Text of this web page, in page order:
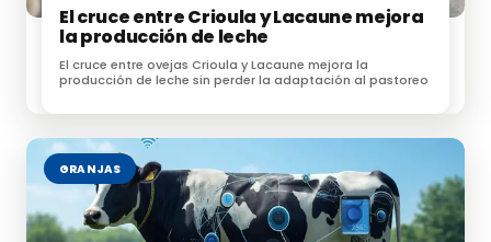
El cruce entre Crioula y Lacaune mejora
la producción de leche
El cruce entre ovejas Crioula y Lacaune mejora la
producción de leche sin perder la adaptación al pastoreo
GRANJAS